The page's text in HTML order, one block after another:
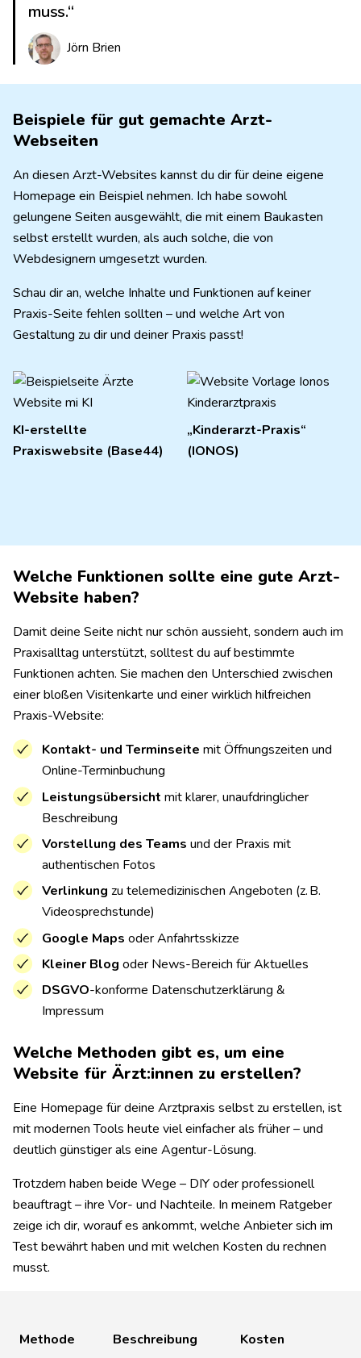
muss.“
Jörn Brien
Beispiele für gut gemachte Arzt-
Webseiten
An diesen Arzt-Websites kannst du dir für deine eigene
Homepage ein Beispiel nehmen. Ich habe sowohl
gelungene Seiten ausgewählt, die mit einem Baukasten
selbst erstellt wurden, als auch solche, die von
Webdesignern umgesetzt wurden.
Schau dir an, welche Inhalte und Funktionen auf keiner
Praxis-Seite fehlen sollten – und welche Art von
Gestaltung zu dir und deiner Praxis passt!
KI-erstellte
Praxiswebsite (Base44)
„Kinderarzt-Praxis“
(IONOS)
Welche Funktionen sollte eine gute Arzt-
Website haben?
Damit deine Seite nicht nur schön aussieht, sondern auch im
Praxisalltag unterstützt, solltest du auf bestimmte
Funktionen achten. Sie machen den Unterschied zwischen
einer bloßen Visitenkarte und einer wirklich hilfreichen
Praxis-Website:
Kontakt- und Terminseite mit Öffnungszeiten und
Online-Terminbuchung
Leistungsübersicht mit klarer, unaufdringlicher
Beschreibung
Vorstellung des Teams und der Praxis mit
authentischen Fotos
Verlinkung zu telemedizinischen Angeboten (z. B.
Videosprechstunde)
Google Maps oder Anfahrtsskizze
Kleiner Blog oder News-Bereich für Aktuelles
DSGVO-konforme Datenschutzerklärung &
Impressum
Welche Methoden gibt es, um eine
Website für Ärzt:innen zu erstellen?
Eine Homepage für deine Arztpraxis selbst zu erstellen, ist
mit modernen Tools heute viel einfacher als früher – und
deutlich günstiger als eine Agentur-Lösung.
Trotzdem haben beide Wege – DIY oder professionell
beauftragt – ihre Vor- und Nachteile. In meinem Ratgeber
zeige ich dir, worauf es ankommt, welche Anbieter sich im
Test bewährt haben und mit welchen Kosten du rechnen
musst.
Methode Beschreibung Kosten